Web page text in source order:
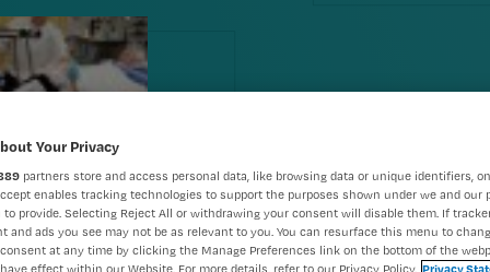
Nursing
Your Privacy
partners store and access personal data, like browsing data or unique identifiers,
enables tracking technologies to support the purposes shown under we and our
to provide. Selecting Reject All or withdrawing your consent will disable them. If
and ads you see may not be as relevant to you. You can resurface this menu to
at any time by clicking the Manage Preferences link on the bottom of the
effect within our Website. For more details, refer to our Privacy Policy. Privacy